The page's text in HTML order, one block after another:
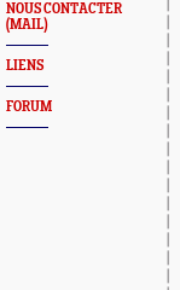
NOUS CONTACTER
(MAIL)
LIENS
FORUM